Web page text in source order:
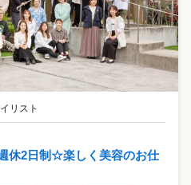
リスト
休2日制☆楽しく美容のお仕